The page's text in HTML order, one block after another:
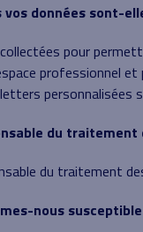
vos données sont-
pour
professionnel
du traitement
du traitement
nous